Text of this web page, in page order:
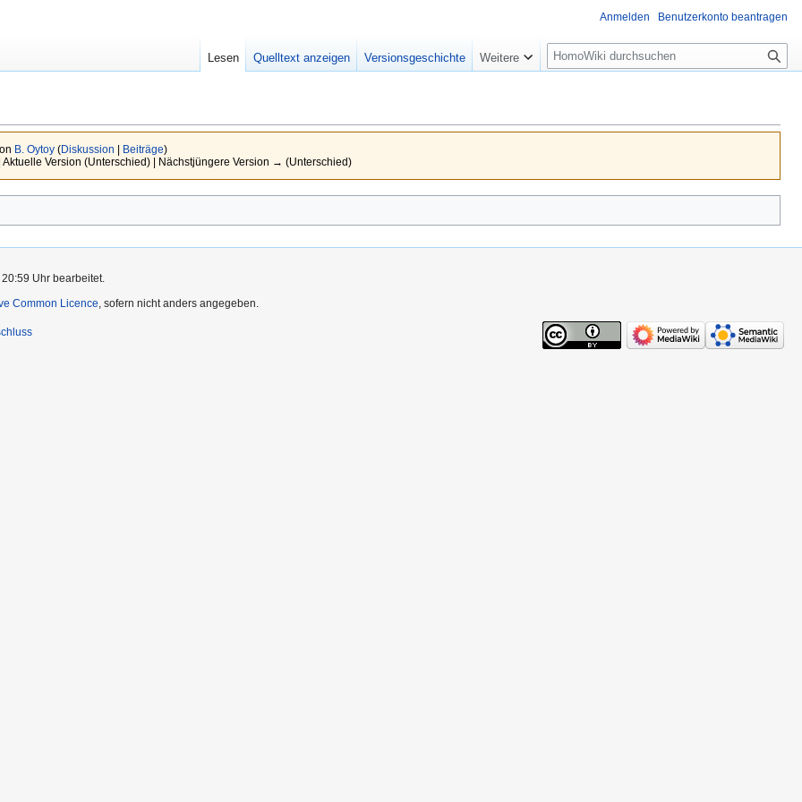
B. Oytoy (Diskussion Beiträge)
| Aktuelle Version (Unterschied) | Nächstjüngere Version → (Unterschied)
Anmelden Benutzerkonto beantragen
Lesen Quelltext anzeigen Versionsgeschichte Weitere
Suche
Uhr bearbeitet.
Common Licence , sofern nicht anders angegeben.